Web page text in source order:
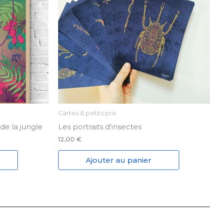
la jungle
Ce
variations.
Cartes & petits prix
Les portraits d’insectes
12,00 €
Ajouter au panier